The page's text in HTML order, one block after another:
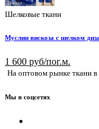
Шелковые ткани
Муслин вискоза с шелком
1 600 руб/пог.м.
На оптовом рынке ткани
Мы в соцсетях